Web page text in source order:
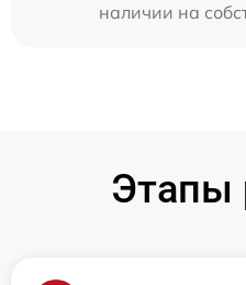
наличии на
Этапы